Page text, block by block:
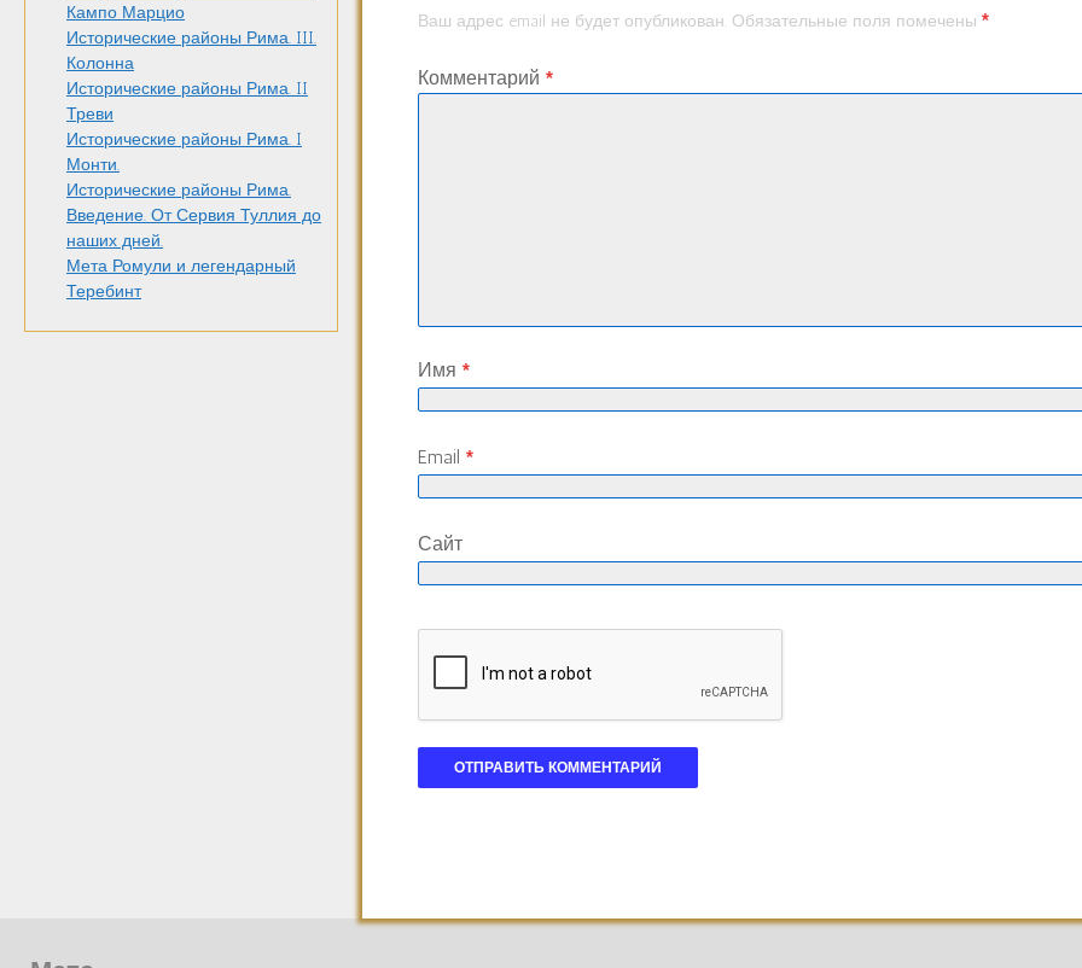
Кампо Марцио
Исторические районы Рима. III.
Колонна
Исторические районы Рима. II
Треви
Исторические районы Рима. I
Монти.
Исторические районы Рима.
Введение. От Сервия Туллия до
наших дней.
Мета Ромули и легендарный
Теребинт
Ваш адрес email не будет опубликован. Обязательные поля помечены*
Комментарий*
Имя*
Email*
Сайт